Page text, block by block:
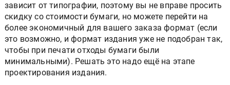
зависит от типографии, поэтому вы не вправе просить
скидку со стоимости бумаги, но можете перейти на
более экономичный для вашего заказа формат (если
это возможно, и формат издания уже не подобран так,
чтобы при печати отходы бумаги были
минимальными). Решать это надо ещё на этапе
проектирования издания.